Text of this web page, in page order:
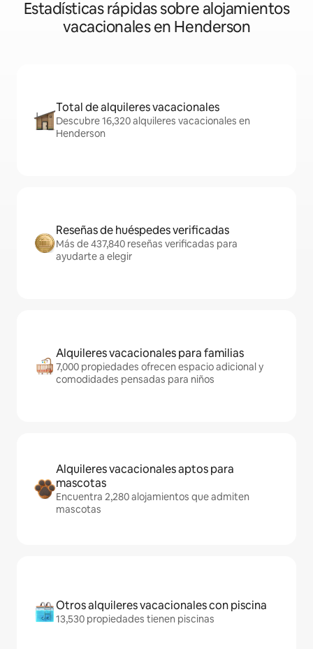
Estadísticas rápidas sobre alojamientos
vacacionales en Henderson
Total de alquileres vacacionales
Descubre 16,320 alquileres vacacionales en
Henderson
Reseñas de huéspedes verificadas
Más de 437,840 reseñas verificadas para
ayudarte a elegir
Alquileres vacacionales para familias
7,000 propiedades ofrecen espacio adicional y
comodidades pensadas para niños
Alquileres vacacionales aptos para
mascotas
Encuentra 2,280 alojamientos que admiten
mascotas
Otros alquileres vacacionales con piscina
13,530 propiedades tienen piscinas